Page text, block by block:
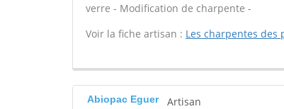
verre - Modification de charpente -
Voir la fiche artisan : Les charpentes des
Abiopac Eguer Artisan